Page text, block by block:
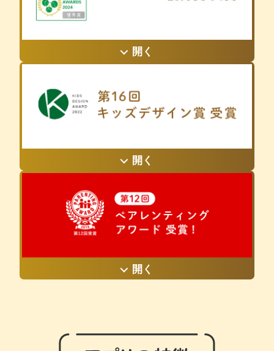
BabyTechは妊活妊娠期から産後、育児生活、それ
に伴う家事や業務、ライフスタイルすべてを支え
より優れた商品やサービスが表彰されます。
開く
キッズデザイン賞は、「子どもたちが安全に暮ら
す」 「子どもたちが感性や創造性豊かに育つ」
目的を満たす、 製品・サービス・空間・活動・研
究の中から優れた作品を選び、 広く社会に発信し
ていくことを目的に創設されました。
開く
毎年、優れた子育てトレンドを表彰する第12回ペ
アレンティングアワードにて家族の良好な関係づ
開く